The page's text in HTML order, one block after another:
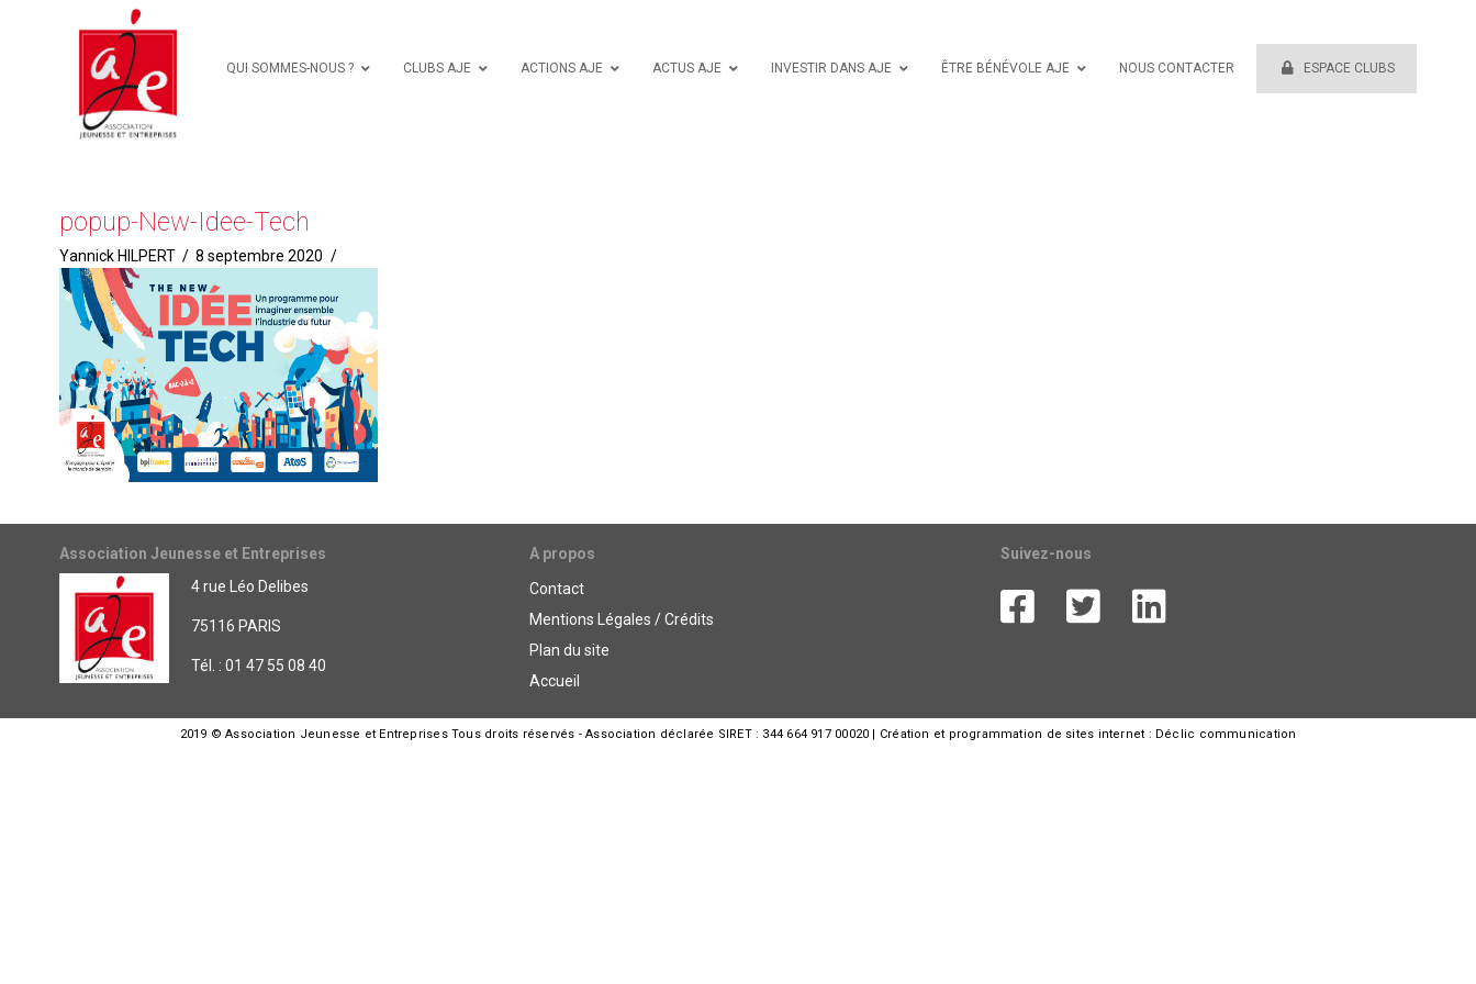
QUI SOMMES-NOUS ? CLUBS AJE ACTIONS AJE ACTUS AJE INVESTIR DANS AJE ÊTRE BÉNÉVOLE AJE NOUS CONTACTER ESPACE CLUBS
popup-New-Idee-Tech
Yannick HILPERT 8 septembre 2020
Association Jeunesse et Entreprises
4 rue Léo Delibes
75116 PARIS
Tél. : 01 47 55 08 40
A propos
Contact
Mentions Légales / Crédits
Plan du site
Accueil
Suivez-nous
2019 © Association Jeunesse et Entreprises Tous droits réservés - Association déclarée SIRET : 344 664 917 00020 | Création et programmation de sites internet : Déclic communication